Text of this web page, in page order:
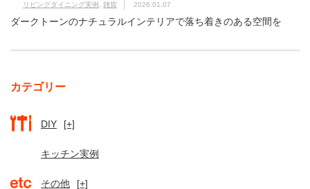
リビングダイニング実例 , 雑貨 2026.01.07
ダークトーンのナチュラルインテリアで落ち着きのある空間を
カテゴリー
DIY [+]
キッチン実例
その他 [+]